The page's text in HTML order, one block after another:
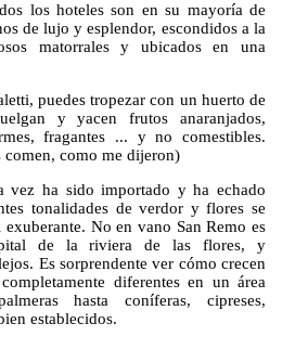
los hoteles son en su mayoría de
de lujo y esplendor, escondidos a la
matorrales y ubicados en una
puedes tropezar con un huerto de
y yacen frutos anaranjados,
fragantes ... y no comestibles.
comen, como me dijeron)
vez ha sido importado y ha echado
tonalidades de verdor y flores se
No en vano San Remo es
de la riviera de las flores, y
Es sorprendente ver cómo crecen
diferentes en un área
hasta coníferas, cipreses,
establecidos.